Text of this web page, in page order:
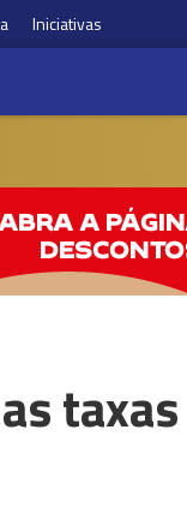
Iniciativas